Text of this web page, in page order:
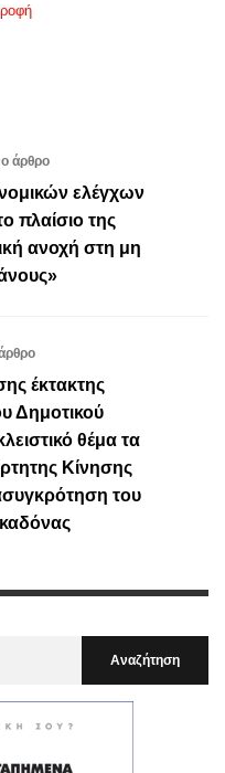
άρθρο
ελέγχων
πλαίσιο της
ανοχή στη μη
έκτακτης
Δημοτικού
θέμα τα
Κίνησης
του